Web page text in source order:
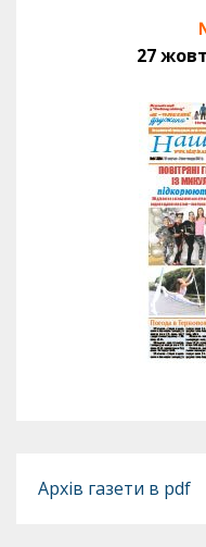
27
Архів газети в pdf